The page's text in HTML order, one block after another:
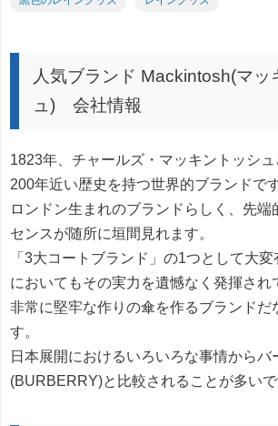
人気ブランド Mackintosh(マッ
ュ) 会社情報
1823年、チャールズ・マッキントッシュ
200年近い歴史を持つ世界的ブランドです
ロンドン生まれのブランドらしく、先端
センスが随所に垣間見れます。
「3大コートブランド」の1つとして大
においてもその実力を遺憾なく発揮され
非常に堅牢な作りの傘を作るブランドだ
す。
日本展開におけるいろいろな事情からバ
(BURBERRY)と比較されることが多いで